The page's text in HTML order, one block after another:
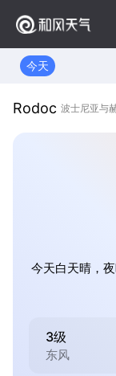
今天
Rodoc 波士尼亚与
今天白天晴，
3级
东风